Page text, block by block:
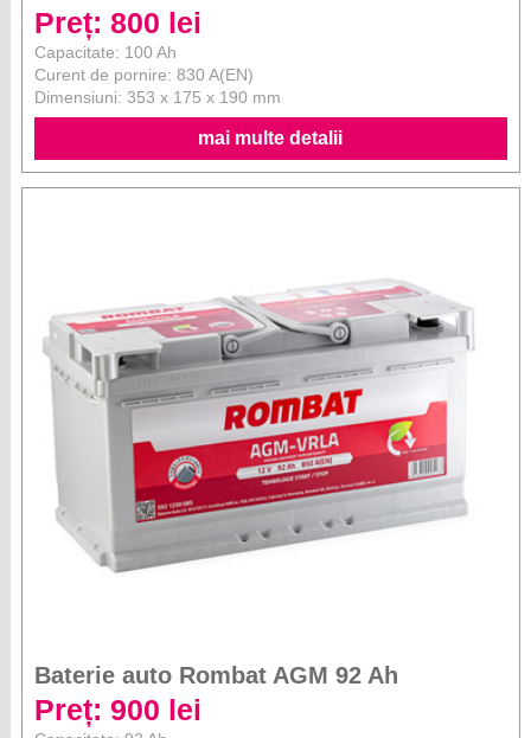
Preț: 800 lei
Capacitate: 100 Ah
Curent de pornire: 830 A(EN)
Dimensiuni: 353 x 175 x 190 mm
mai multe detalii
Baterie auto Rombat AGM 92 Ah
Preț: 900 lei